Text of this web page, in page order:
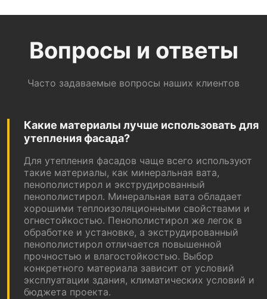
Вопросы и ответы
Часто задаваемые вопросы наших клиентов
Какие материалы лучше использовать для
утепления фасада?
Для утепления фасадов чаще всего используют
такие материалы, как минеральная вата,
пенополистирол и экструдированный
пенополистирол. Минеральная вата обладает
хорошими теплоизоляционными свойствами и
огнестойкостью. Пенополистирол же легок в
обработке и установке, а экструдированный
пенополистирол отличается повышенной
прочностью и влагостойкостью. Выбор
конкретного материала зависит от условий
эксплуатации здания, климатических условий и
бюджета проекта.